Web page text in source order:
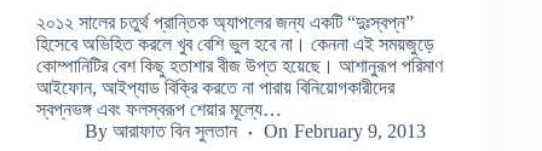
২০১২ সালের চতুর্থ প্রান্তিক অ্যাপলের জন্য একটি “দুঃস্বপ্ন”
হিসেবে অভিহিত করলে খুব বেশি ভুল হবে না। কেননা এই সময়জুড়ে
কোম্পানিটির বেশ কিছু হতাশার বীজ উপ্ত হয়েছে। আশানুরূপ পরিমাণ
আইফোন, আইপ্যাড বিক্রি করতে না পারায় বিনিয়োগকারীদের
স্বপ্নভঙ্গ এবং ফলস্বরূপ শেয়ার মূল্যে…
By আরাফাত বিন সুলতান On February 9, 2013